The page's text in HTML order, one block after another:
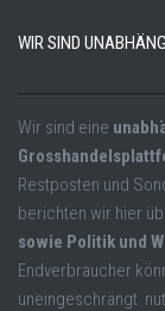
WIR SIND
Wir sind eine
Restposten und
berichten wir hier
sowie Politik und
Endverbraucher
uneingeschrängt